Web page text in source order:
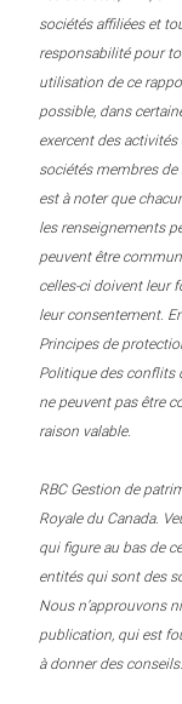
sociétés affiliées et
responsabilité pour
utilisation de ce
possible, dans
exercent des activités
sociétés membres de
est à noter que
les renseignements
peuvent être
celles-ci doivent leur
leur consentement.
Principes de
Politique des conflits
ne peuvent pas être
raison valable.
RBC Gestion de
Royale du Canada.
qui figure au bas de
entités qui sont des
Nous n’approuvons
publication, qui est
à donner des conseils.